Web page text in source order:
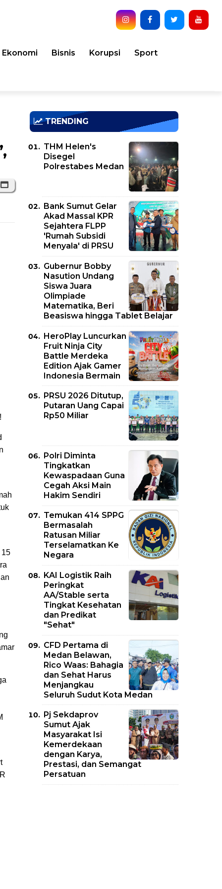
Ekonomi Bisnis Korupsi Sport
15
TRENDING
THM Helen's
Disegel
Polrestabes Medan
Bank Sumut Gelar
Akad Massal KPR
Sejahtera FLPP
'Rumah Subsidi
Menyala' di PRSU
Gubernur Bobby
Nasution Undang
Siswa Juara
Olimpiade
Matematika, Beri
Beasiswa hingga Tablet Belajar
HeroPlay Luncurkan
Fruit Ninja City
Battle Merdeka
Edition Ajak Gamer
Indonesia Bermain
PRSU 2026 Ditutup,
Putaran Uang Capai
Rp50 Miliar
Polri Diminta
Tingkatkan
Kewaspadaan Guna
Cegah Aksi Main
Hakim Sendiri
Temukan 414 SPPG
Bermasalah
Ratusan Miliar
Terselamatkan Ke
Negara
KAI Logistik Raih
Peringkat
AA/Stable serta
Tingkat Kesehatan
dan Predikat
"Sehat"
CFD Pertama di
Medan Belawan,
Rico Waas: Bahagia
dan Sehat Harus
Menjangkau
Seluruh Sudut Kota Medan
Pj Sekdaprov
Sumut Ajak
Masyarakat Isi
Kemerdekaan
dengan Karya,
Prestasi, dan Semangat
Persatuan